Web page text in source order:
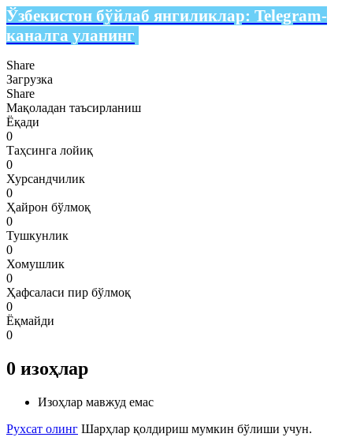
Ўзбекистон бўйлаб янгиликлар: Telegram-
каналга уланинг
Share
Загрузка
Share
Мақоладан таъсирланиш
Ёқади
0
Таҳсинга лойиқ
0
Хурсандчилик
0
Ҳайрон бўлмоқ
0
Тушкунлик
0
Хомушлик
0
Ҳафсаласи пир бўлмоқ
0
Ёқмайди
0
0 изоҳлар
Изоҳлар мавжуд емас
Рухсат олинг Шарҳлар қолдириш мумкин бўлиши учун.